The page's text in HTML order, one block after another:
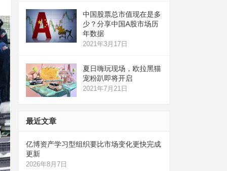
中国股票总市值现在是多
少？分享中国A股市场历
年数据
2021年3月17日
夏日嗨玩现场，欧拉黑猫
宠粉趴即将开启
2021年7月21日
最近文章
亿博资产学习型组织要比市场变化更快完成
更新
2026年8月7日